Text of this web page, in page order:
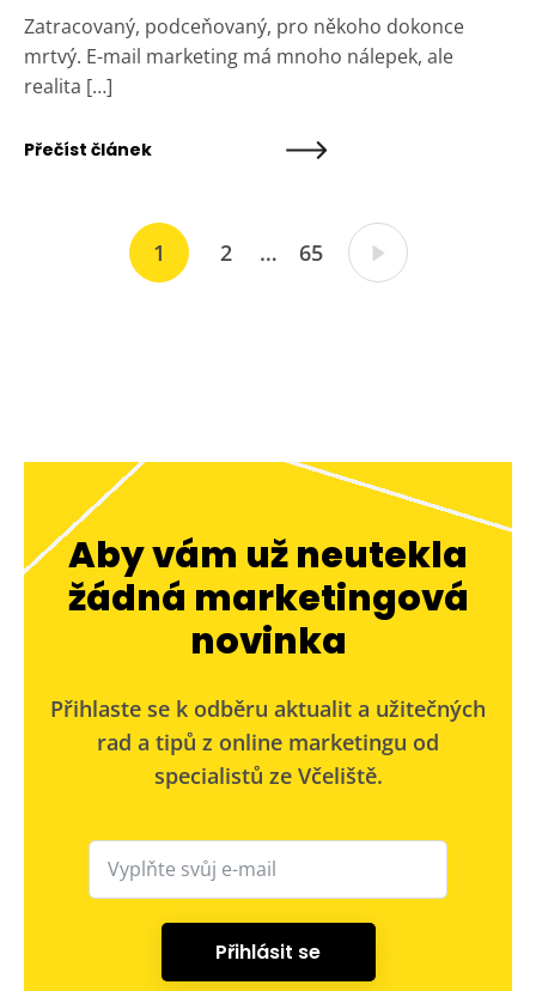
Zatracovaný, podceňovaný, pro někoho dokonce
mrtvý. E-mail marketing má mnoho nálepek, ale
realita […]
Přečíst článek
1 2 … 65
Aby vám už neutekla
žádná marketingová
novinka
Přihlaste se k odběru aktualit a užitečných
rad a tipů z online marketingu od
specialistů ze Včeliště.
Přihlásit se